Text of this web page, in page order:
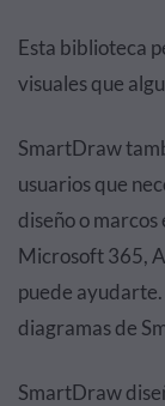
Esta biblioteca
visuales que
SmartDraw
usuarios que
diseño o marcos
Microsoft 365,
puede
diagramas de
SmartDraw